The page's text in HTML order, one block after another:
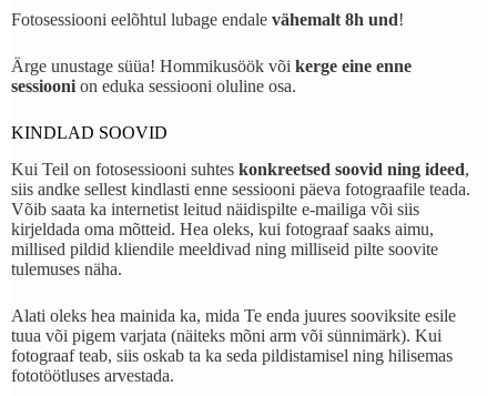
Fotosessiooni eelõhtul lubage endale vähemalt 8h und!
Ärge unustage süüa! Hommikusöök või kerge eine enne
sessiooni on eduka sessiooni oluline osa.
KINDLAD SOOVID
Kui Teil on fotosessiooni suhtes konkreetsed soovid ning ideed,
siis andke sellest kindlasti enne sessiooni päeva fotograafile teada.
Võib saata ka internetist leitud näidispilte e-mailiga või siis
kirjeldada oma mõtteid. Hea oleks, kui fotograaf saaks aimu,
millised pildid kliendile meeldivad ning milliseid pilte soovite
tulemuses näha.
Alati oleks hea mainida ka, mida Te enda juures sooviksite esile
tuua või pigem varjata (näiteks mõni arm või sünnimärk). Kui
fotograaf teab, siis oskab ta ka seda pildistamisel ning hilisemas
fototöötluses arvestada.